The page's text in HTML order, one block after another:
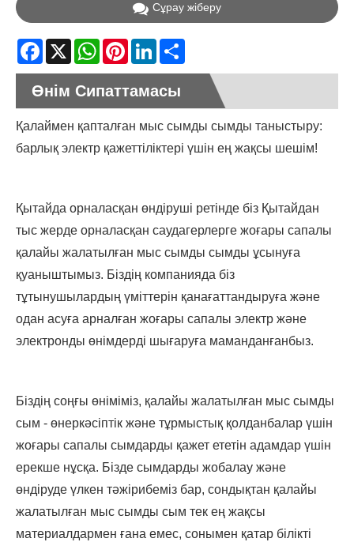
Сұрау жіберу
Facebook
X WhatsApp
PinterestLinkedIn
Өнім Сипаттамасы
Қалаймен қапталған мыс сымды сымды таныстыру:
барлық электр қажеттіліктері үшін ең жақсы шешім!
Қытайда орналасқан өндіруші ретінде біз Қытайдан
тыс жерде орналасқан саудагерлерге жоғары сапалы
қалайы жалатылған мыс сымды сымды ұсынуға
қуаныштымыз. Біздің компанияда біз
тұтынушылардың үміттерін қанағаттандыруға және
одан асуға арналған жоғары сапалы электр және
электронды өнімдерді шығаруға маманданғанбыз.
Біздің соңғы өніміміз, қалайы жалатылған мыс сымды
сым - өнеркәсіптік және тұрмыстық қолданбалар үшін
жоғары сапалы сымдарды қажет ететін адамдар үшін
ерекше нұсқа. Бізде сымдарды жобалау және
өндіруде үлкен тәжірибеміз бар, сондықтан қалайы
жалатылған мыс сымды сым тек ең жақсы
материалдармен ғана емес, сонымен қатар білікті